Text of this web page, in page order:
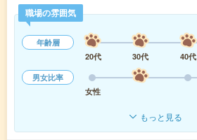
職場の雰囲気
年齢層
20代
30代 40代
男女比率
女性
もっと見る